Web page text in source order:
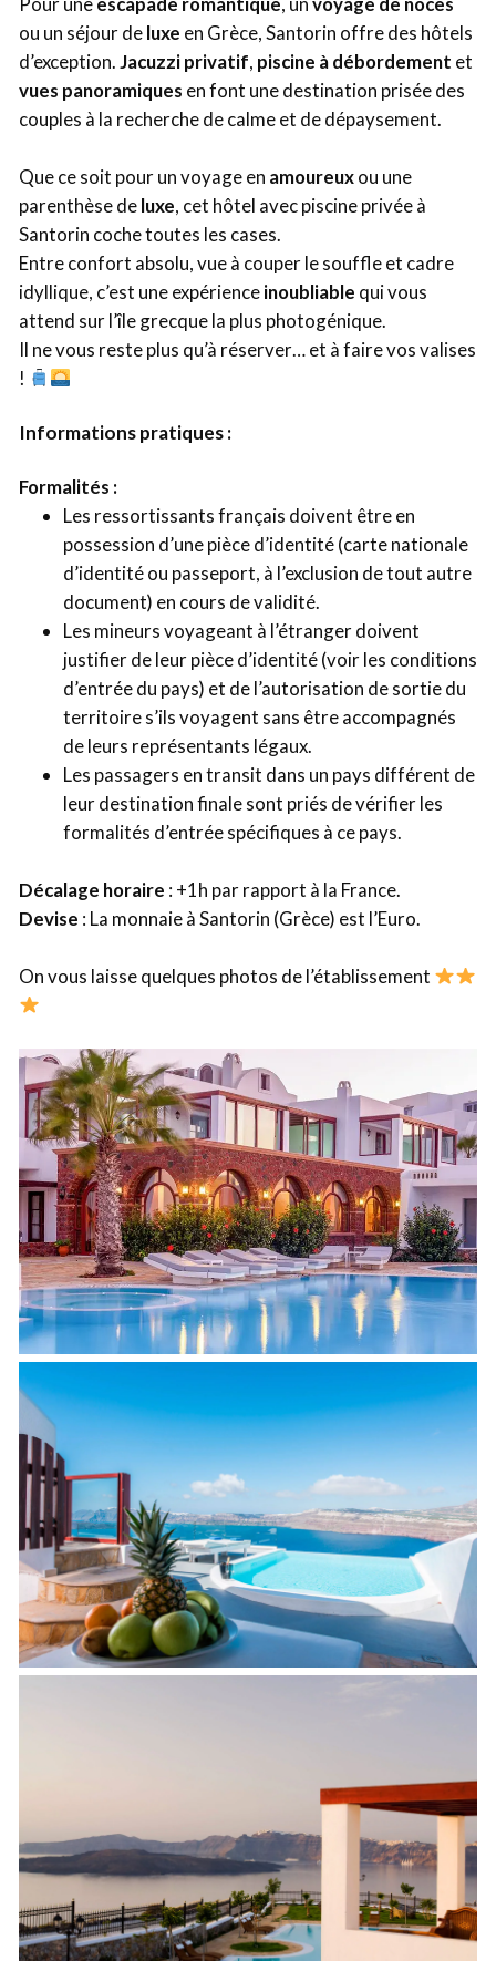
ou un séjour deluxe en Grèce, Santorin offre des hôtels
d’exception.Jacuzzi privatif, piscine à débordement et
vues panoramiques en font une destination prisée des
couples à la recherche de calme et de dépaysement.
Que ce soit pour un voyage en amoureuxou une
parenthèse deluxe, cet hôtel avec piscine privée à
Santorin coche toutes les cases.
Entre confort absolu, vue à couper le souffle et cadre
idyllique, c’est une expérienceinoubliable qui vous
attend sur l’île grecque la plus photogénique.
Il ne vous reste plus qu’à réserver… et à faire vos valises
!
Informations pratiques :
Formalités :
Les ressortissants français doivent être en
possession d’une pièce d’identité (carte nationale
d’identité ou passeport, à l’exclusion de tout autre
document) en cours de validité.
Les mineurs voyageant à l’étranger doivent
justifier de leur pièce d’identité (voir les conditions
d’entrée du pays) et de l’autorisation de sortie du
territoire s’ils voyagent sans être accompagnés
de leurs représentants légaux.
Les passagers en transit dans un pays différent de
leur destination finale sont priés de vérifier les
formalités d’entrée spécifiques à ce pays.
Décalage horaire : +1h par rapport à la France.
Devise : La monnaie à Santorin (Grèce) est l’Euro.
On vous laisse quelques photos de l’établissement